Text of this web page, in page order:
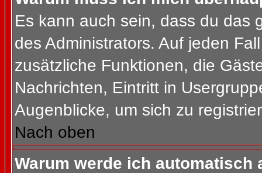
Es kann auch sein, dass du das
des Administrators. Auf jeden
zusätzliche Funktionen, die
Nachrichten, Eintritt in
Augenblicke, um sich zu
Nach oben
Warum werde ich automatisch